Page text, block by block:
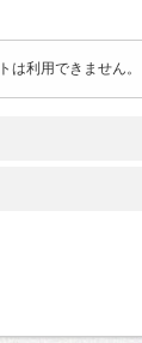
は利用できません。